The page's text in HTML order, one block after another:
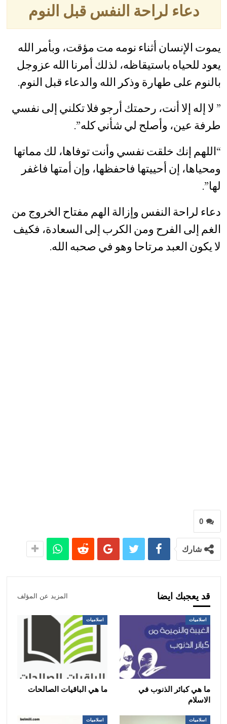
دعاء لراحة النفس قبل النوم
يموت الإنسان أثناء نومه مت مؤقت، وبأمر الله
يعود للحياه باستيقاظه، لذلك أمرنا الله عزوجل
بالنوم على طهارة وذكر الله والدعاء قبل النوم.
” لا إله إلا أنت، رحمتك أرجو فلا تكلني إلى نفسي
طرفة عين، وأصلح لي شأني كله”.
“اللهم إنك خلقت نفسي وأنت توفاها، لك مماتها
ومحياها، إن أحييتها فاحفظها، وإن أمتها فاغفر
لها”.
دعاء لراحة النفس وإزالة الهم مفتاح الخروج من
الغم إلى الفرح ومن الكرب إلى السعادة، فكيف
لا يكون العبد مرتاحا وهو في صحبه الله.
0
شارك
قد يعجبك ايضا المزيد عن المؤلف
اسلاميات
ما هي كبائر الذنوب في
الاسلام
اسلاميات
ما هي الباقيات الصالحات
اسلاميات اسلاميات